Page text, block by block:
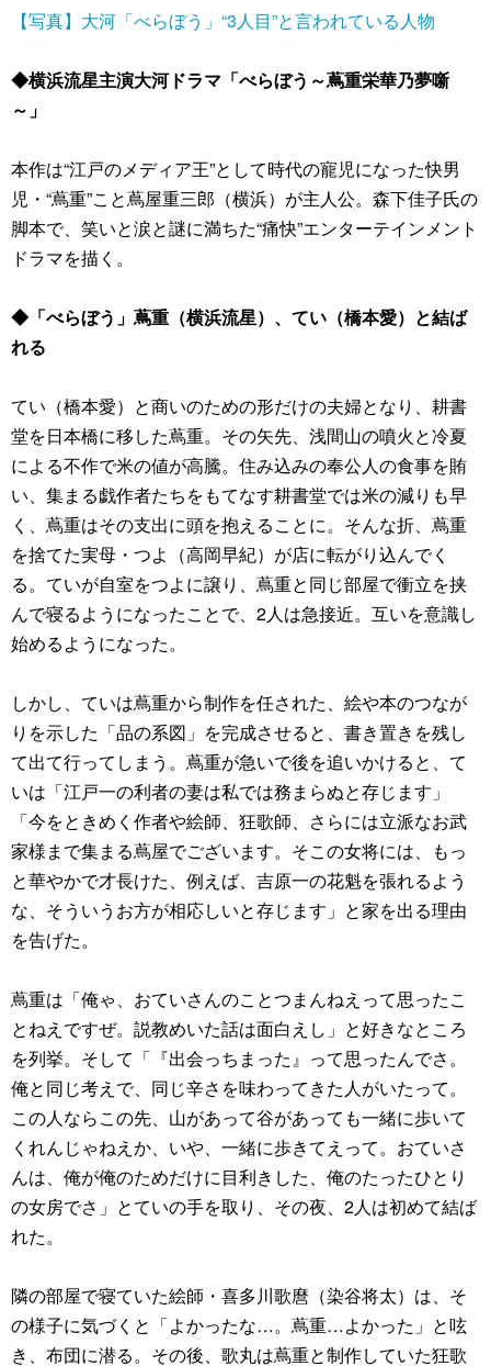
【写真】大河「べらぼう」“3人目”と言われている人物
◆横浜流星主演大河ドラマ「べらぼう～蔦重栄華乃夢噺
～」
本作は“江戸のメディア王”として時代の寵児になった快男
児・“蔦重”こと蔦屋重三郎（横浜）が主人公。森下佳子氏の
脚本で、笑いと涙と謎に満ちた“痛快”エンターテインメント
ドラマを描く。
◆「べらぼう」蔦重（横浜流星）、てい（橋本愛）と結ば
れる
てい（橋本愛）と商いのための形だけの夫婦となり、耕書
堂を日本橋に移した蔦重。その矢先、浅間山の噴火と冷夏
による不作で米の値が高騰。住み込みの奉公人の食事を賄
い、集まる戯作者たちをもてなす耕書堂では米の減りも早
く、蔦重はその支出に頭を抱えることに。そんな折、蔦重
を捨てた実母・つよ（高岡早紀）が店に転がり込んでく
る。ていが自室をつよに譲り、蔦重と同じ部屋で衝立を挟
んで寝るようになったことで、2人は急接近。互いを意識し
始めるようになった。
しかし、ていは蔦重から制作を任された、絵や本のつなが
りを示した「品の系図」を完成させると、書き置きを残し
て出て行ってしまう。蔦重が急いで後を追いかけると、て
いは「江戸一の利者の妻は私では務まらぬと存じます」
「今をときめく作者や絵師、狂歌師、さらには立派なお武
家様まで集まる蔦屋でございます。そこの女将には、もっ
と華やかで才長けた、例えば、吉原一の花魁を張れるよう
な、そういうお方が相応しいと存じます」と家を出る理由
を告げた。
蔦重は「俺ゃ、おていさんのことつまんねえって思ったこ
とねえですぜ。説教めいた話は面白えし」と好きなところ
を列挙。そして「『出会っちまった』って思ったんでさ。
俺と同じ考えで、同じ辛さを味わってきた人がいたって。
この人ならこの先、山があって谷があっても一緒に歩いて
くれんじゃねえか、いや、一緒に歩きてえって。おていさ
んは、俺が俺のためだけに目利きした、俺のたったひとり
の女房でさ」とていの手を取り、その夜、2人は初めて結ば
れた。
隣の部屋で寝ていた絵師・喜多川歌麿（染谷将太）は、そ
の様子に気づくと「よかったな…。蔦重…よかった」と呟
き、布団に潜る。その後、歌丸は蔦重と制作していた狂歌